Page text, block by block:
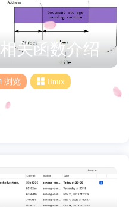
关函数介绍
浏览 linux